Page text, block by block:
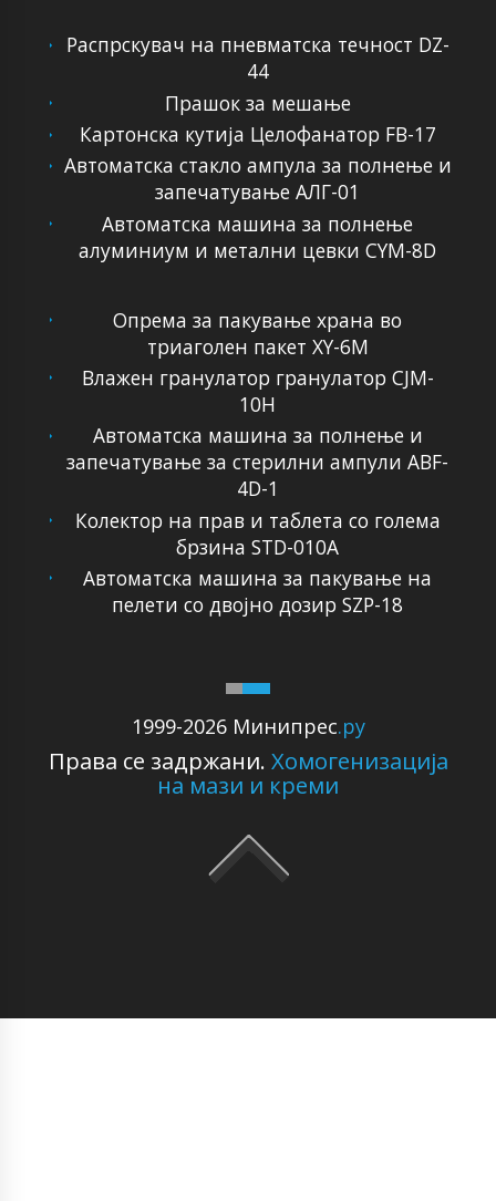
Распрскувач на пневматска течност DZ-
44
Прашок за мешање
Картонска кутија Целофанатор FB-17
Автоматска стакло ампула за полнење и
запечатување АЛГ-01
Автоматска машина за полнење
алуминиум и метални цевки CYM-8D
1999-2026 Минипрес.ру
Права се задржани. Хомогенизација
на мази и креми
Опрема за пакување храна во
триаголен пакет XY-6M
Влажен гранулатор гранулатор CJM-
10H
Автоматска машина за полнење и
запечатување за стерилни ампули ABF-
4D-1
Колектор на прав и таблета со голема
брзина STD-010A
Автоматска машина за пакување на
пелети со двојно дозир SZP-18